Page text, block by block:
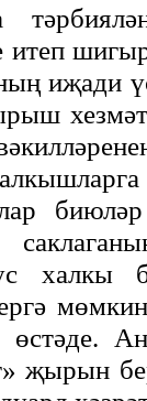
итеп
иҗади
халкы
җырын